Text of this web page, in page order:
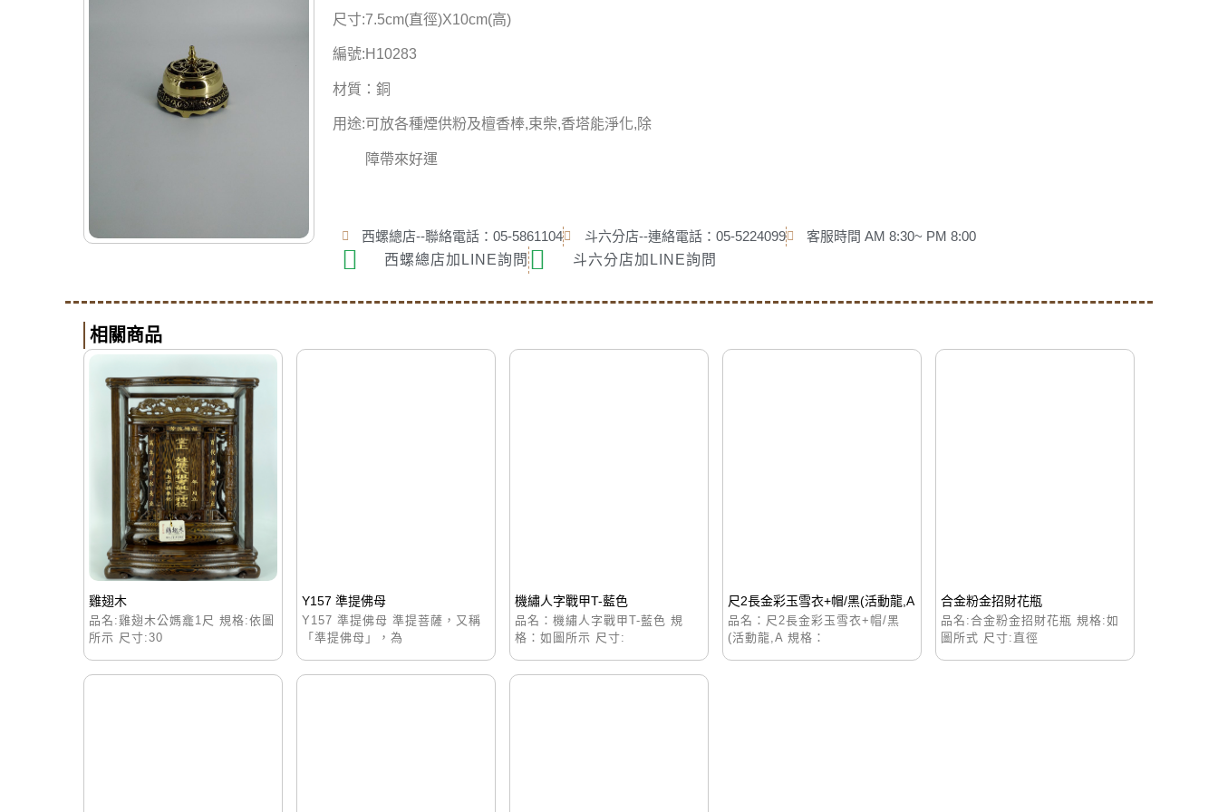
尺寸:7.5cm(直徑)X10cm(高)
編號:H10283
材質：銅
用途:可放各種煙供粉及檀香棒,束柴,香塔能淨化,除
障帶來好運
西螺總店--聯絡電話：05-5861104 斗六分店--連絡電話：05-5224099
客服時間 AM 8:30~ PM 8:00
西螺總店加LINE詢問
斗六分店加LINE詢問
相關商品
雞翅木
品名:雞翅木公媽龕1尺 規格:依圖
所示 尺寸:30
Y157 準提佛母
Y157 準提佛母 準提菩薩，又稱
「準提佛母」，為
機繡人字戰甲T-藍色
品名：機繡人字戰甲T-藍色 規
格：如圖所示 尺寸:
尺2長金彩玉雪衣+帽/黑(活動龍,A
品名：尺2長金彩玉雪衣+帽/黑
(活動龍,A 規格：
合金粉金招財花瓶
品名:合金粉金招財花瓶 規格:如
圖所式 尺寸:直徑